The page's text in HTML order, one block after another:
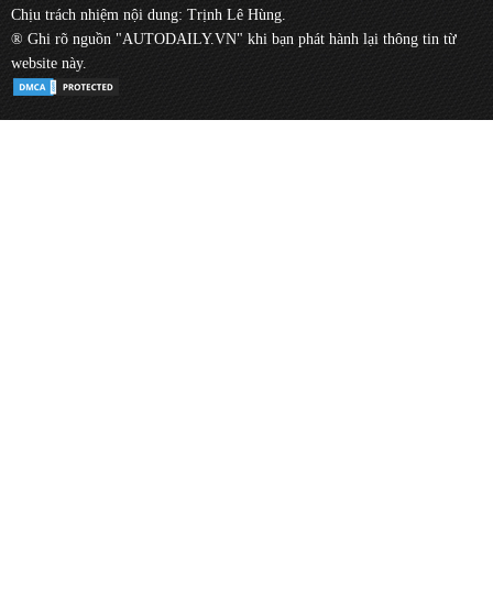
Chịu trách nhiệm nội dung: Trịnh Lê Hùng.
® Ghi rõ nguồn "AUTODAILY.VN" khi bạn phát hành lại thông tin từ
website này.